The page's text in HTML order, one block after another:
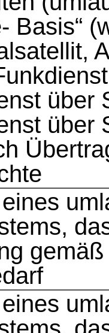
Basis“
über
über